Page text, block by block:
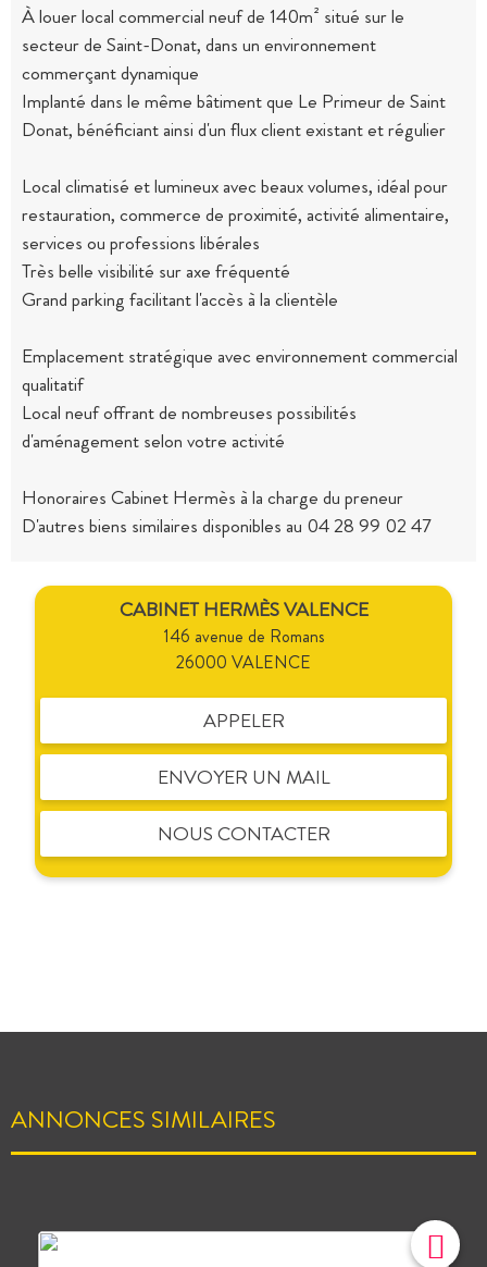
À louer local commercial neuf de 140m² situé sur le
secteur de Saint-Donat, dans un environnement
commerçant dynamique
Implanté dans le même bâtiment que Le Primeur de Saint
Donat, bénéficiant ainsi d'un flux client existant et régulier
Local climatisé et lumineux avec beaux volumes, idéal pour
restauration, commerce de proximité, activité alimentaire,
services ou professions libérales
Très belle visibilité sur axe fréquenté
Grand parking facilitant l'accès à la clientèle
Emplacement stratégique avec environnement commercial
qualitatif
Local neuf offrant de nombreuses possibilités
d'aménagement selon votre activité
Honoraires Cabinet Hermès à la charge du preneur
D'autres biens similaires disponibles au 04 28 99 02 47
CABINET HERMÈS VALENCE
146 avenue de Romans
26000 VALENCE
APPELER
ENVOYER UN MAIL
NOUS CONTACTER
ANNONCES SIMILAIRES